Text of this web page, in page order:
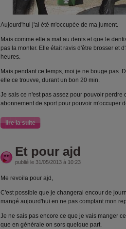
Aujourd'hui j'ai été m'occupée de ma jument.
Mais comme elle a mal au dents et que le
pas la monter. Elle était ravis d'être brosser et
heures.
Mais pendant ce temps, moi je ne bouge pas.
elle ce trouvve, durant un bon 20 min.
Je sais ce n'est pas assez pour pouvoir perdre
abonnement de sport pour pouvoir m'occuper
lire la suite
Et pour ajd
publié le 31/05/2013 à 10:23
Me revoila pour ajd,
C'est possible que je changerai encour de
mangé aujourd'hui en ne pas comptant mon
Je ne sais pas encore ce que je vais manger
que en générale on sors quelque part.